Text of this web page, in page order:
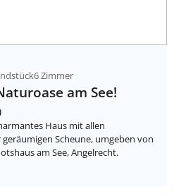
6 Zimmer
am See!
Haus mit allen
Scheune, umgeben von
am See, Angelrecht.